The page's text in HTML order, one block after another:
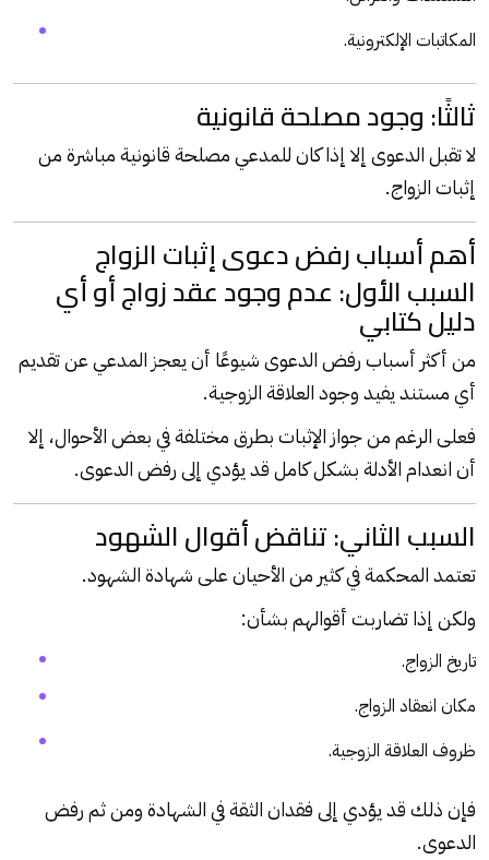
المكاتبات الإلكترونية.
ثالثًا: وجود مصلحة قانونية
لا تقبل الدعوى إلا إذا كان للمدعي مصلحة قانونية مباشرة من
إثبات الزواج.
أهم أسباب رفض دعوى إثبات الزواج
السبب الأول: عدم وجود عقد زواج أو أي
دليل كتابي
من أكثر أسباب رفض الدعوى شيوعًا أن يعجز المدعي عن تقديم
أي مستند يفيد وجود العلاقة الزوجية.
فعلى الرغم من جواز الإثبات بطرق مختلفة في بعض الأحوال، إلا
أن انعدام الأدلة بشكل كامل قد يؤدي إلى رفض الدعوى.
السبب الثاني: تناقض أقوال الشهود
تعتمد المحكمة في كثير من الأحيان على شهادة الشهود.
ولكن إذا تضاربت أقوالهم بشأن:
تاريخ الزواج.
مكان انعقاد الزواج.
ظروف العلاقة الزوجية.
فإن ذلك قد يؤدي إلى فقدان الثقة في الشهادة ومن ثم رفض
الدعوى.